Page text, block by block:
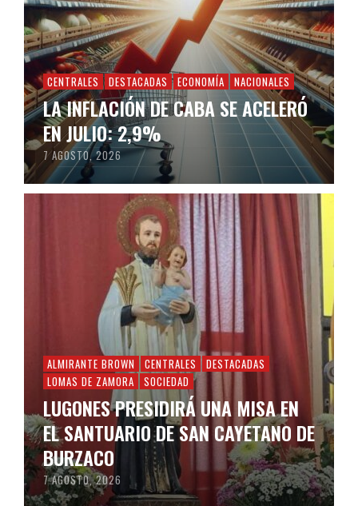
CENTRALES DESTACADAS ECONOMÍA NACIONALES
LA INFLACIÓN DE CABA SE ACELERÓ
EN JULIO: 2,9%
7 AGOSTO, 2026
ALMIRANTE BROWN CENTRALES
DESTACADAS
LOMAS DE ZAMORA
SOCIEDAD
LUGONES PRESIDIRÁ UNA MISA EN
EL SANTUARIO DE SAN CAYETANO DE
BURZACO
7 AGOSTO, 2026